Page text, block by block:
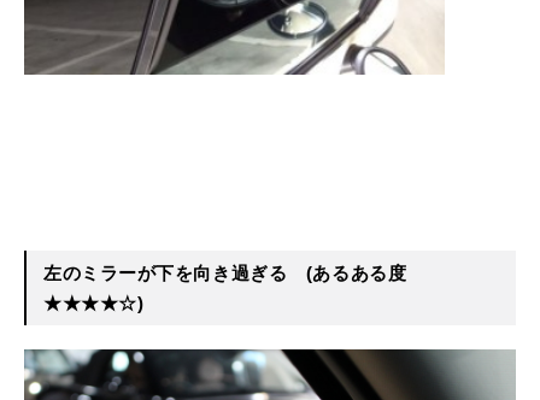
左のミラーが下を向き過ぎる (あるある度
★★★★☆)